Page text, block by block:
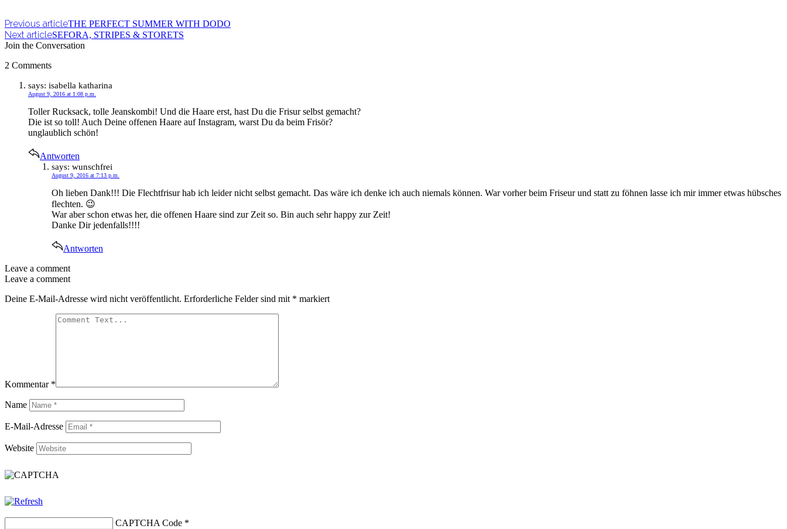
Previous articleTHE PERFECT SUMMER WITH DODO
Next articleSEFORA, STRIPES & STORETS
Join the Conversation
2 Comments
says: isabella katharina
August 9, 2016 at 1:08 p.m.
Toller Rucksack, tolle Jeanskombi! Und die Haare erst, hast Du die Frisur selbst gemacht?
Die ist so toll! Auch Deine offenen Haare auf Instagram, warst Du da beim Frisör?
unglaublich schön!
Antworten
says: wunschfrei
August 9, 2016 at 7:13 p.m.
Oh lieben Dank!!! Die Flechtfrisur hab ich leider nicht selbst gemacht. Das wäre ich denke ich auch niemals können. War vorher beim Friseur und statt zu föhnen lasse ich mir immer etwas hübsches
flechten. 😉
War aber schon etwas her, die offenen Haare sind zur Zeit so. Bin auch sehr happy zur Zeit!
Danke Dir jedenfalls!!!!
Antworten
Leave a comment
Leave a comment
Deine E-Mail-Adresse wird nicht veröffentlicht. Erforderliche Felder sind mit * markiert
Kommentar *
Name
E-Mail-Adresse
Website
CAPTCHA Code *